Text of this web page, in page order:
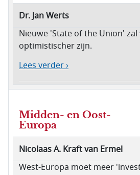
Dr. Jan Werts
Nieuwe 'State of the Union' zal
optimistischer zijn.
Lees verder ›
Midden- en Oost-
Europa
Nicolaas A. Kraft van Ermel
West-Europa moet meer